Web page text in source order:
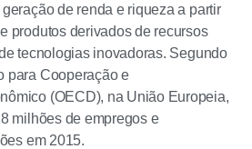
de renda e riqueza a partir
produtos derivados de recursos
tecnologias inovadoras. Segundo
para Cooperação e
(OECD), na União Europeia,
milhões de empregos e
em 2015.